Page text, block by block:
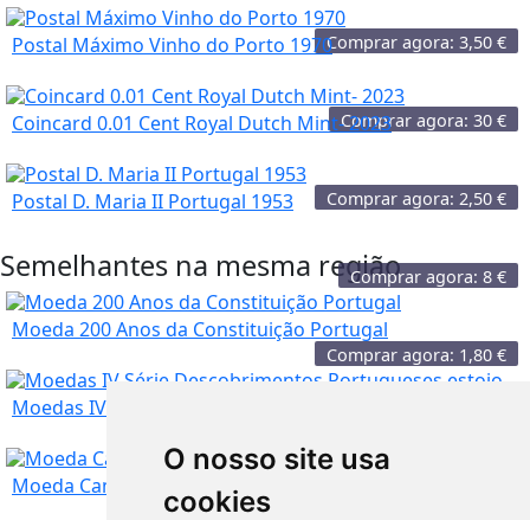
O nosso site usa
cookies
Comprar agora: 3,50 €
Comprar agora: 30 €
Postal Máximo Vinho do Porto 1970
Comprar agora: 2,50 €
Coincard 0.01 Cent Royal Dutch Mint- 2023
Comprar agora: 8 €
Postal D. Maria II Portugal 1953
Comprar agora: 1,80 €
Semelhantes na mesma região
Moeda 200 Anos da Constituição Portugal
Moedas IV Série Descobrimentos Portugueses estojo
Moeda Campeonato Mundial FIFA - Russia 2018